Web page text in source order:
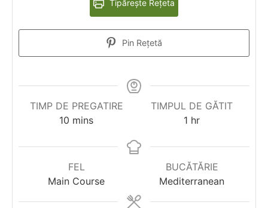
Tipărește Rețeta
Pin Rețetă
TIMP DE PREGATIRE
10 minutes
mins
TIMPUL DE GĂTIT
1 hour
hr
FEL
Main Course
BUCĂTĂRIE
Mediterranean